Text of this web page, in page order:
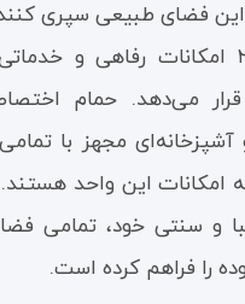
این فضای طبیعی سپری
اقامتگاه سابات ۲ امکانات رفاهی و
قرار می‌دهد. حمام
آشپزخانه‌ای مجهز با
امکانات این واحد
و سنتی خود، تمامی
را فراهم کرده است.